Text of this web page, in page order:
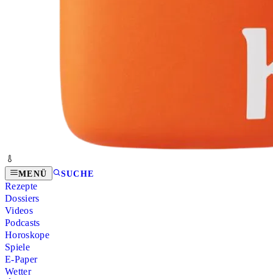
MENÜ SUCHE
Rezepte
Dossiers
Videos
Podcasts
Horoskope
Spiele
E-Paper
Wetter